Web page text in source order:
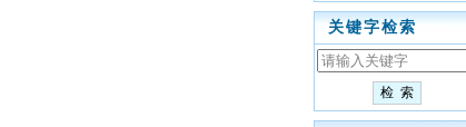
关键字检索